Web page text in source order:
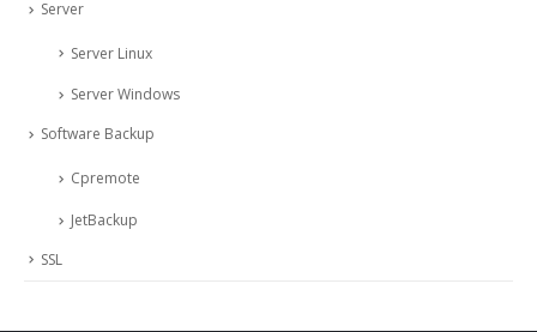
Server
Server Linux
Server Windows
Software Backup
Cpremote
JetBackup
SSL